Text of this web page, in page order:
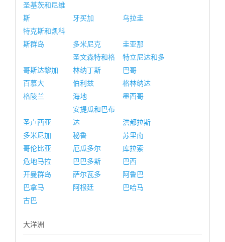
圣基茨和尼维
斯
牙买加
乌拉圭
特克斯和凯科
斯群岛
多米尼克 圭亚那
哥斯达黎加
圣文森特和格
林纳丁斯
特立尼达和多
巴哥
百慕大
伯利兹
格林纳达
格陵兰
海地 墨西哥
圣卢西亚
安提瓜和巴布
达
洪都拉斯
多米尼加
秘鲁
苏里南
哥伦比亚
厄瓜多尔
库拉索
危地马拉
巴巴多斯
巴西
开曼群岛
萨尔瓦多
阿鲁巴
巴拿马
阿根廷
巴哈马
古巴
大洋洲